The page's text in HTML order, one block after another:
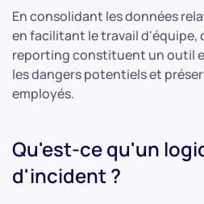
En consolidant les données
en facilitant le travail d'équipe,
reporting constituent un outil
les dangers potentiels et
employés.
Qu'est-ce qu'un
d'incident ?